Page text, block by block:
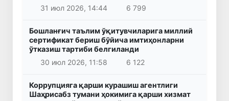
31 июл 2026, 14:44
6 799
Бошланғич таълим ўқитувчиларига миллий
сертификат бериш бўйича имтиҳонларни
ўтказиш тартиби белгиланди
30 июл 2026, 11:58
6 122
Коррупцияга қарши курашиш агентлиги
Шаҳрисабз тумани ҳокимига қарши хизмат